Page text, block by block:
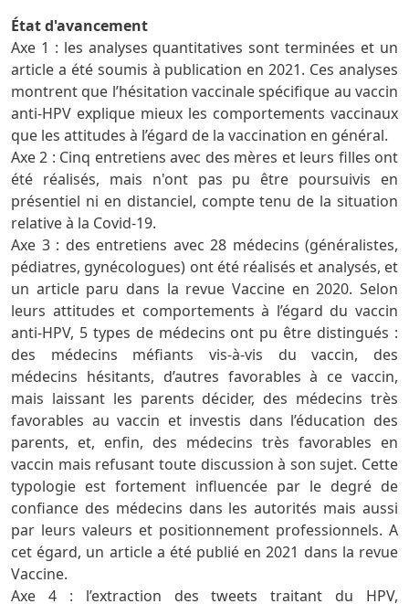
État d'avancement
Axe 1 : les analyses quantitatives sont terminées et un
article a été soumis à publication en 2021. Ces analyses
montrent que l’hésitation vaccinale spécifique au vaccin
anti-HPV explique mieux les comportements vaccinaux
que les attitudes à l’égard de la vaccination en général.
Axe 2 : Cinq entretiens avec des mères et leurs filles ont
été réalisés, mais n'ont pas pu être poursuivis en
présentiel ni en distanciel, compte tenu de la situation
relative à la Covid-19.
Axe 3 : des entretiens avec 28 médecins (généralistes,
pédiatres, gynécologues) ont été réalisés et analysés, et
un article paru dans la revue Vaccine en 2020. Selon
leurs attitudes et comportements à l’égard du vaccin
anti-HPV, 5 types de médecins ont pu être distingués :
des médecins méfiants vis-à-vis du vaccin, des
médecins hésitants, d’autres favorables à ce vaccin,
mais laissant les parents décider, des médecins très
favorables au vaccin et investis dans l’éducation des
parents, et, enfin, des médecins très favorables en
vaccin mais refusant toute discussion à son sujet. Cette
typologie est fortement influencée par le degré de
confiance des médecins dans les autorités mais aussi
par leurs valeurs et positionnement professionnels. A
cet égard, un article a été publié en 2021 dans la revue
Vaccine.
Axe 4 : l’extraction des tweets traitant du HPV,